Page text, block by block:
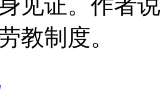
见证。作者
教制度。